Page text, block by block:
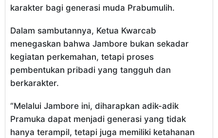
karakter bagi generasi muda Prabumulih.
Dalam sambutannya, Ketua Kwarcab
menegaskan bahwa Jambore bukan sekadar
kegiatan perkemahan, tetapi proses
pembentukan pribadi yang tangguh dan
berkarakter.
“Melalui Jambore ini, diharapkan adik-adik
Pramuka dapat menjadi generasi yang tidak
hanya terampil, tetapi juga memiliki ketahanan